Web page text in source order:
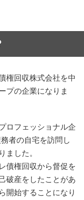
権回収株式会社を中
プの企業になりま
ロフェッショナル企
者の自宅を訪問し
ました。
債権回収から督促を
破産をしたことがあ
開始することになり